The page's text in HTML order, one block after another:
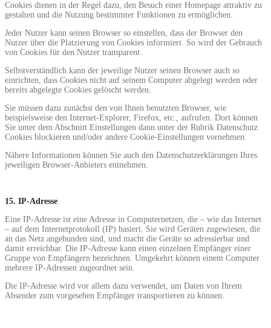
Cookies dienen in der Regel dazu, den Besuch einer Homepage attraktiv zu
gestalten und die Nutzung bestimmter Funktionen zu ermöglichen.
Jeder Nutzer kann seinen Browser so einstellen, dass der Browser den
Nutzer über die Platzierung von Cookies informiert. So wird der Gebrauch
von Cookies für den Nutzer transparent.
Selbstverständlich kann der jeweilige Nutzer seinen Browser auch so
einrichten, dass Cookies nicht auf seinem Computer abgelegt werden oder
bereits abgelegte Cookies gelöscht werden.
Sie müssen dazu zunächst den von Ihnen benutzten Browser, wie
beispielsweise den Internet-Explorer, Firefox, etc., aufrufen. Dort können
Sie unter dem Abschnitt Einstellungen dann unter der Rubrik Datenschutz
Cookies blockieren und/oder andere Cookie-Einstellungen vornehmen.
Nähere Informationen können Sie auch den Datenschutzerklärungen Ihres
jeweiligen Browser-Anbieters entnehmen.
15. IP-Adresse
Eine IP-Adresse ist eine Adresse in Computernetzen, die – wie das Internet
– auf dem Internetprotokoll (IP) basiert. Sie wird Geräten zugewiesen, die
an das Netz angebunden sind, und macht die Geräte so adressierbar und
damit erreichbar. Die IP-Adresse kann einen einzelnen Empfänger einer
Gruppe von Empfängern bezeichnen. Umgekehrt können einem Computer
mehrere IP-Adressen zugeordnet sein.
Die IP-Adresse wird vor allem dazu verwendet, um Daten von Ihrem
Absender zum vorgesehen Empfänger transportieren zu können.